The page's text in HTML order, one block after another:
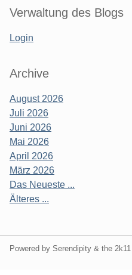
Verwaltung des Blogs
Login
Archive
August 2026
Juli 2026
Juni 2026
Mai 2026
April 2026
März 2026
Das Neueste ...
Älteres ...
Powered by Serendipity & the 2k11